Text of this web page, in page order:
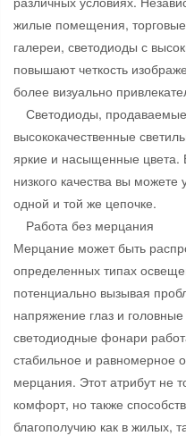
жилые помещения,
галереи, светодиоды с
повышают четкость
более визуально
Светодиоды,
высококачественные
яркие и насыщенные цвета.
низкого качества вы можете
одной и той же цепочке.
Работа без мерцания
Мерцание может быть
определенных типах
потенциально вызывая
напряжение глаз и
светодиодные фонари
стабильное и равномерное
мерцания. Этот атрибут не
комфорт, но также
благополучию как в жилых,